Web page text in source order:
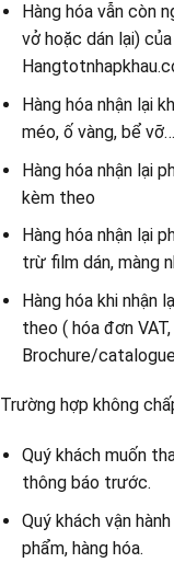
Hàng hóa vẫn còn
vở hoặc dán lại)
Hàng hóa nhận lại
méo, ố vàng, bể
Hàng hóa nhận lại
kèm theo
Hàng hóa nhận lại
trừ film dán, màng
Hàng hóa khi nhận
theo ( hóa đơn
Brochure/
Trường hợp không
Quý khách muốn
thông báo trước.
Quý khách vận
phẩm, hàng hóa.